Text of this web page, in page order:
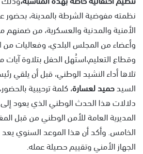
نظمته مفوضية الشرطة بالمدينة،
الأمنية والمدنية والعسكرية، من
وأعضاء من المجلس البلدي، وفعاليات من
وقطاع التعليم،استُهل الحفل بتلاوة آيات
تلاها أداء النشيد الوطني، قبل أن يلقي
السيدحميد لعسارة، كلمة ترحيبية
دلالات هذا الحدث الوطني الذي يعود
المديرية العامة للأمن الوطني من قبل
الخامس. وأكد أن هذا الموعد السنوي
الجهاز الأمني وتقييم حصيلة عمله.